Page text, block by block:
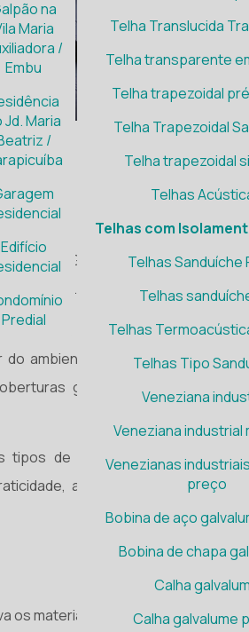
na
Maria
/
Embu
Jd. Maria
/
Edifício
Predial
Telha Translucida
Telha transparente
Telha trapezoidal
Telha Trapezoidal
Telha trapezoidal
Telhas
Telhas com
Telhas Sanduíche
Telhas
Telhas
Telhas Tipo
Veneziana
Veneziana industrial
Venezianas
preço
Bobina de aço
Bobina de chapa
Calha
Calha galvalume
da Galvisteel, cote
mercado.
térmico é mínima. Com
ambiente, tornando-o
grandes, como
tipos de isolantes para
as
os materiais poliuretano,